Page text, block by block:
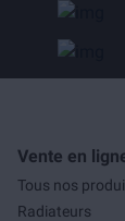
Vente en
Tous nos
Radiateurs